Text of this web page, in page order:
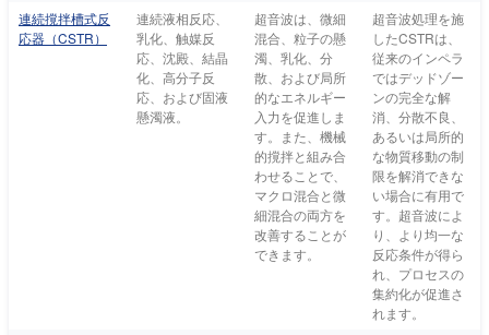
連続撹拌槽式反
応器（CSTR）
連続液相反応、
乳化、触媒反
応、沈殿、結晶
化、高分子反
応、および固液
懸濁液。
超音波は、微細
混合、粒子の懸
濁、乳化、分
散、および局所
的なエネルギー
入力を促進しま
す。また、機械
的撹拌と組み合
わせることで、
マクロ混合と微
細混合の両方を
改善することが
できます。
超音波処理を施
したCSTRは、
従来のインペラ
ではデッドゾー
ンの完全な解
消、分散不良、
あるいは局所的
な物質移動の制
限を解消できな
い場合に有用で
す。超音波によ
り、より均一な
反応条件が得ら
れ、プロセスの
集約化が促進さ
れます。